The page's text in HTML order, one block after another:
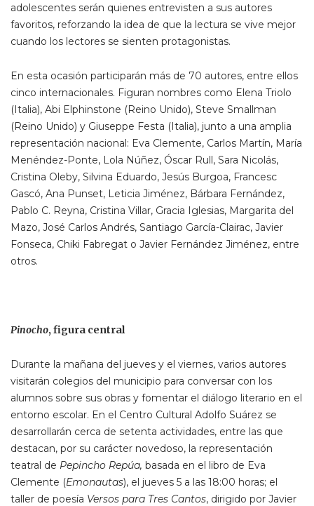
adolescentes serán quienes entrevisten a sus autores
favoritos, reforzando la idea de que la lectura se vive mejor
cuando los lectores se sienten protagonistas.
En esta ocasión participarán más de 70 autores, entre ellos
cinco internacionales. Figuran nombres como Elena Triolo
(Italia), Abi Elphinstone (Reino Unido), Steve Smallman
(Reino Unido) y Giuseppe Festa (Italia), junto a una amplia
representación nacional: Eva Clemente, Carlos Martín, María
Menéndez-Ponte, Lola Núñez, Óscar Rull, Sara Nicolás,
Cristina Oleby, Silvina Eduardo, Jesús Burgoa, Francesc
Gascó, Ana Punset, Leticia Jiménez, Bárbara Fernández,
Pablo C. Reyna, Cristina Villar, Gracia Iglesias, Margarita del
Mazo, José Carlos Andrés, Santiago García-Clairac, Javier
Fonseca, Chiki Fabregat o Javier Fernández Jiménez, entre
otros.
Pinocho, figura central
Durante la mañana del jueves y el viernes, varios autores
visitarán colegios del municipio para conversar con los
alumnos sobre sus obras y fomentar el diálogo literario en el
entorno escolar. En el Centro Cultural Adolfo Suárez se
desarrollarán cerca de setenta actividades, entre las que
destacan, por su carácter novedoso, la representación
teatral de Pepincho Repúa, basada en el libro de Eva
Clemente (Emonautas), el jueves 5 a las 18:00 horas; el
taller de poesía Versos para Tres Cantos, dirigido por Javier